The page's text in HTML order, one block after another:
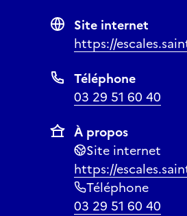
Site internet
https://
Téléphone
03 29 51 60 40
À propos
Site internet
https://
Téléphone
03 29 51 60 40